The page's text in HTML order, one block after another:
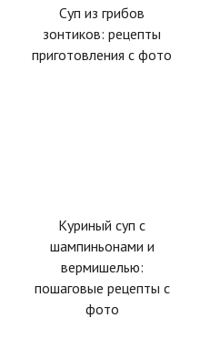
Суп из грибов
зонтиков: рецепты
приготовления с фото
Куриный суп с
шампиньонами и
вермишелью:
пошаговые рецепты с
фото